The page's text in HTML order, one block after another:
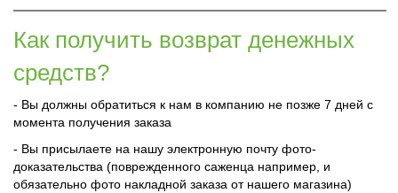
Как получить возврат денежных
средств?
- Вы должны обратиться к нам в компанию не позже 7 дней с
момента получения заказа
- Вы присылаете на нашу электронную почту фото-
доказательства (поврежденного саженца например, и
обязательно фото накладной заказа от нашего магазина)